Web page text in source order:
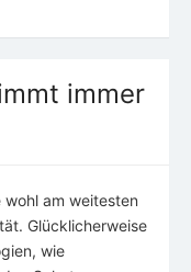
immer
am weitesten
Glücklicherweise
wie